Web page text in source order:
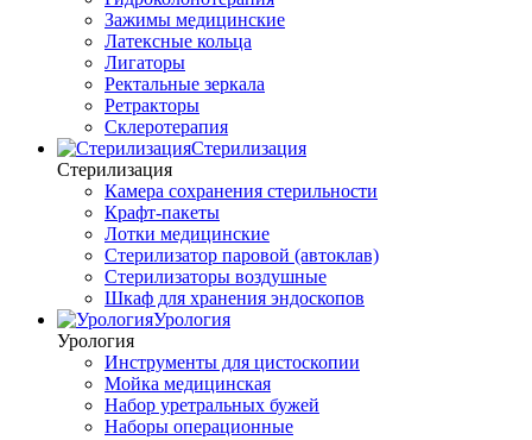
Зажимы медицинские
Латексные кольца
Лигаторы
Ректальные зеркала
Ретракторы
Склеротерапия
Стерилизация
Стерилизация
Камера сохранения стерильности
Крафт-пакеты
Лотки медицинские
Стерилизатор паровой (автоклав)
Стерилизаторы воздушные
Шкаф для хранения эндоскопов
Урология
Урология
Инструменты для цистоскопии
Мойка медицинская
Набор уретральных бужей
Наборы операционные